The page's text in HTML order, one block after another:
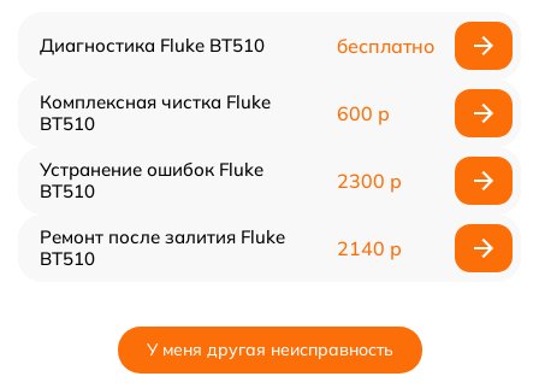
Диагностика Fluke BT510 бесплатно
Комплексная чистка Fluke
BT510
600 р
Устранение ошибок Fluke
BT510
2300 р
Ремонт после залития Fluke
BT510
2140 р
У меня другая неисправность